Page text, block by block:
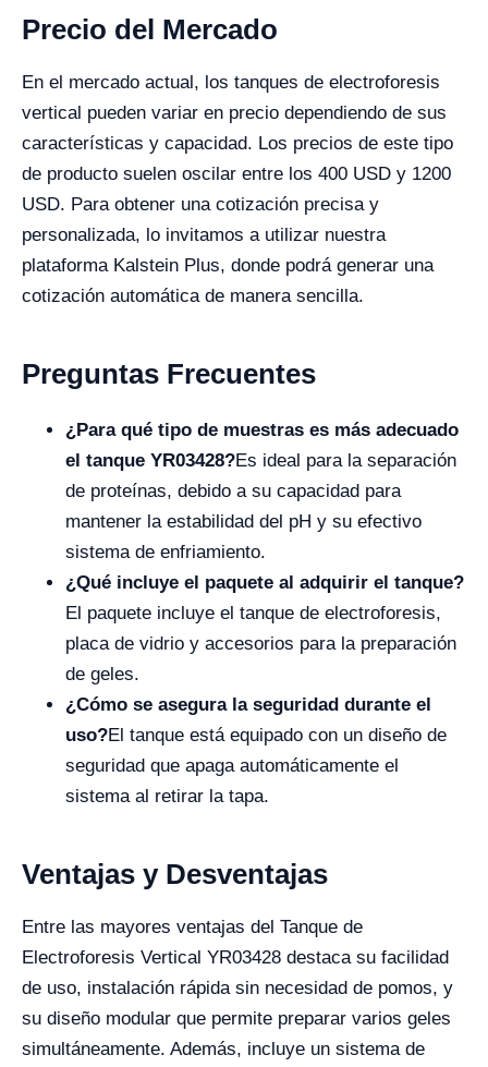
Precio del Mercado
En el mercado actual, los tanques de electroforesis
vertical pueden variar en precio dependiendo de sus
características y capacidad. Los precios de este tipo
de producto suelen oscilar entre los 400 USD y 1200
USD. Para obtener una cotización precisa y
personalizada, lo invitamos a utilizar nuestra
plataforma Kalstein Plus, donde podrá generar una
cotización automática de manera sencilla.
Preguntas Frecuentes
¿Para qué tipo de muestras es más adecuado
el tanque YR03428?Es ideal para la separación
de proteínas, debido a su capacidad para
mantener la estabilidad del pH y su efectivo
sistema de enfriamiento.
¿Qué incluye el paquete al adquirir el tanque?
El paquete incluye el tanque de electroforesis,
placa de vidrio y accesorios para la preparación
de geles.
¿Cómo se asegura la seguridad durante el
uso?El tanque está equipado con un diseño de
seguridad que apaga automáticamente el
sistema al retirar la tapa.
Ventajas y Desventajas
Entre las mayores ventajas del Tanque de
Electroforesis Vertical YR03428 destaca su facilidad
de uso, instalación rápida sin necesidad de pomos, y
su diseño modular que permite preparar varios geles
simultáneamente. Además, incluye un sistema de